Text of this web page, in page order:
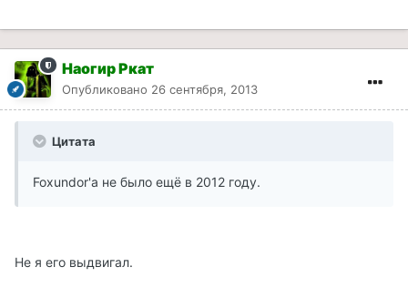
Наогир Ркат
Опубликовано 26 сентября, 2013
Цитата
Foxundor'а не было ещё в 2012 году.
Не я его выдвигал.